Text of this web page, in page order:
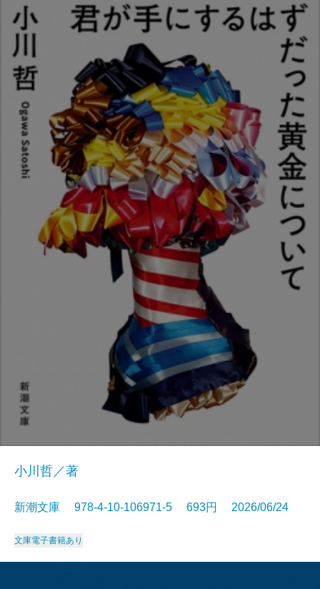
小川哲／著
新潮文庫 978-4-10-106971-5 693円 2026/06/24
文庫電子書籍あり